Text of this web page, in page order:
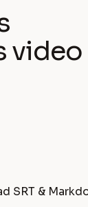
video
SRT &